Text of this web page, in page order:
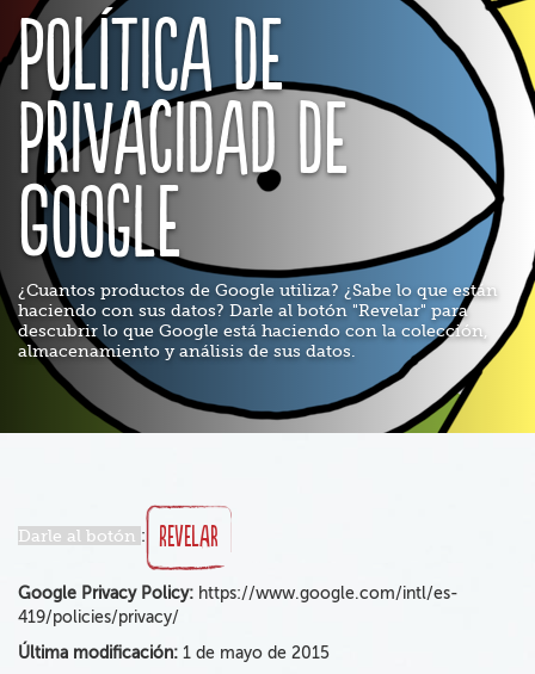
Política de
privacidad de
Google
¿Cuantos productos de Google utiliza? ¿Sabe lo que están
haciendo con sus datos? Darle al botón "Revelar" para
descubrir lo que Google está haciendo con la colección,
almacenamiento y análisis de sus datos.
Darle al botón : Revelar
Google Privacy Policy: https://www.google.com/intl/es-
419/policies/privacy/
Última modificación: 1 de mayo de 2015